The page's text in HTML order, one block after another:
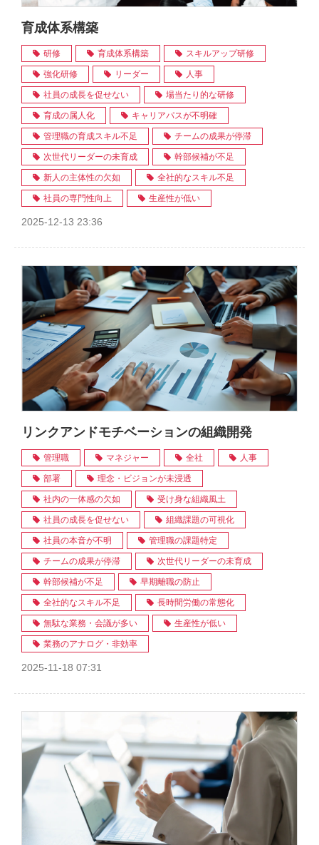
育成体系構築
研修 育成体系構築 スキルアップ研修
強化研修 リーダー 人事
社員の成長を促せない 場当たり的な研修
育成の属人化 キャリアパスが不明確
管理職の育成スキル不足 チームの成果が停滞
次世代リーダーの未育成 幹部候補が不足
新人の主体性の欠如 全社的なスキル不足
社員の専門性向上 生産性が低い
2025-12-13 23:36
リンクアンドモチベーションの組織開発
管理職 マネジャー 全社 人事
部署 理念・ビジョンが未浸透
社内の一体感の欠如 受け身な組織風土
社員の成長を促せない 組織課題の可視化
社員の本音が不明 管理職の課題特定
チームの成果が停滞 次世代リーダーの未育成
幹部候補が不足 早期離職の防止
全社的なスキル不足 長時間労働の常態化
無駄な業務・会議が多い 生産性が低い
業務のアナログ・非効率
2025-11-18 07:31